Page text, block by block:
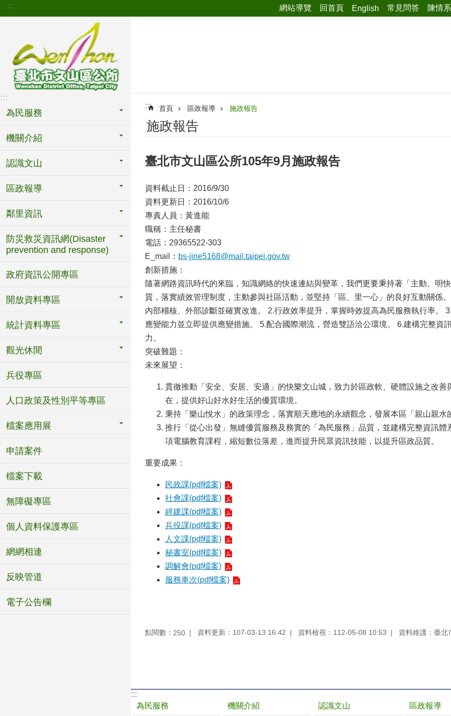
跳到主要內容區塊
::: 網站導覽 回首頁 English 常見問答 陳情
:::
為民服務
機關介紹
認識文山
區政報導
鄰里資訊
防災救災資訊網(Disaster
prevention and response)
政府資訊公開專區
開放資料專區
統計資料專區
觀光休閒
兵役專區
人口政策及性別平等專區
檔案應用展
申請案件
檔案下載
無障礙專區
個人資料保護專區
網網相連
反映管道
電子公告欄
::: 首頁 區政報導 施政報告
施政報告
臺北市文山區公所105年9月施政報告
資料截止日：2016/9/30
資料更新日：2016/10/6
專責人員：黃進能
職稱：主任秘書
電話：29365522-303
E_mail： bs-jine5168@mail.taipei.gov.tw
創新措施：
隨著網路資訊時代的來臨，知識網絡的快速連結與變革，我們更要秉持著「主動、明
質，落實績效管理制度，主動參與社區活動，並堅持「區、里一心」的良好互動關係
內部稽核、外部診斷並確實改進。 2.行政效率提升，掌握時效提高為民服務執行率。
應變能力並立即提供應變措施。 5.配合國際潮流，營造雙語洽公環境。 6.建構完整資
力。
突破難題：
未來展望：
貫徹推動「安全、安居、安適」的快樂文山城，致力於區政軟、硬體設施之改
在，提供好山好水好生活的優質環境。
秉持「樂山悅水」的政策理念，落實順天應地的永續觀念，發展本區「親山親
推行「從心出發」無縫優質服務及務實的「為民服務」品質，並建構完整資訊
項電腦教育課程，縮短數位落差，進而提升民眾資訊技能，以提升區政品質。
重要成果：
民政課(pdf檔案)
社會課(pdf檔案)
經建課(pdf檔案)
兵役課(pdf檔案)
人文課(pdf檔案)
秘書室(pdf檔案)
調解會(pdf檔案)
服務車次(pdf檔案)
點閱數： 250 資料更新：107-03-13 16:42 資料檢視：112-05-08 10:53 資料維護：臺北
:::
為民服務
機關介紹 認識文山 區政報導